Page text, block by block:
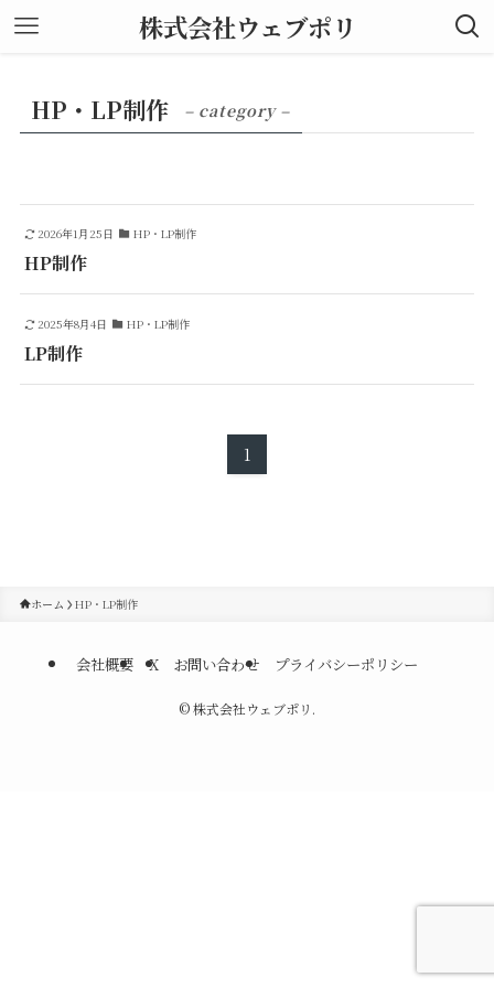
株式会社ウェブポリ
HP・LP制作 – category –
2026年1月25日 HP・LP制作
HP制作
2025年8月4日 HP・LP制作
LP制作
1
ホーム HP・LP制作
会社概要 X お問い合わせ プライバシーポリシー
©株式会社ウェブポリ.